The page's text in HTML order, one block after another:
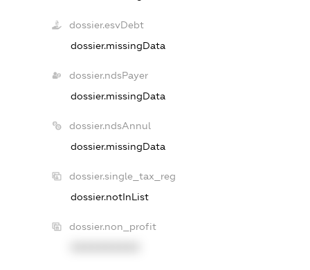
dossier.esvDebt
dossier.missingData
dossier.ndsPayer
dossier.missingData
dossier.ndsAnnul
dossier.missingData
dossier.single_tax_reg
dossier.notInList
dossier.non_profit